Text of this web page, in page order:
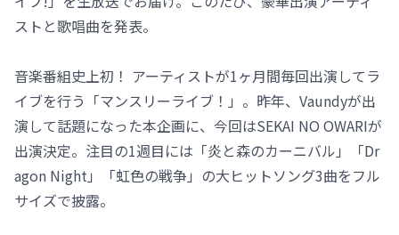
ストと歌唱曲を発表。
音楽番組史上初！ アーティストが1ヶ月間毎回出演してラ
イブを行う「マンスリーライブ！」。昨年、Vaundyが出
演して話題になった本企画に、今回はSEKAI NO OWARIが
出演決定。注目の1週目には「炎と森のカーニバル」「Dr
agon Night」「虹色の戦争」の大ヒットソング3曲をフル
サイズで披露。